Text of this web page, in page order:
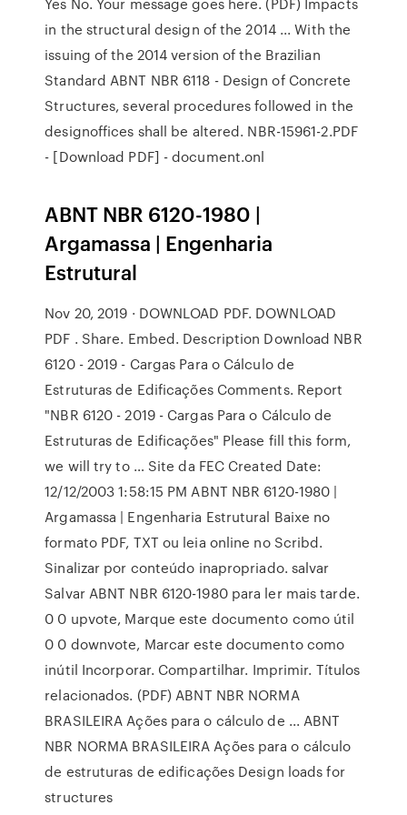
in the structural design of the 2014 ... With the
issuing of the 2014 version of the Brazilian
Standard ABNT NBR 6118 - Design of Concrete
Structures, several procedures followed in the
designoffices shall be altered. NBR-15961-2.PDF
- [Download PDF] - document.onl
ABNT NBR 6120-1980 |
Argamassa | Engenharia
Estrutural
Nov 20, 2019 · DOWNLOAD PDF. DOWNLOAD
PDF . Share. Embed. Description Download NBR
6120 - 2019 - Cargas Para o Cálculo de
Estruturas de Edificações Comments. Report
"NBR 6120 - 2019 - Cargas Para o Cálculo de
Estruturas de Edificações" Please fill this form,
we will try to … Site da FEC Created Date:
12/12/2003 1:58:15 PM ABNT NBR 6120-1980 |
Argamassa | Engenharia Estrutural Baixe no
formato PDF, TXT ou leia online no Scribd.
Sinalizar por conteúdo inapropriado. salvar
Salvar ABNT NBR 6120-1980 para ler mais tarde.
0 0 upvote, Marque este documento como útil
0 0 downvote, Marcar este documento como
inútil Incorporar. Compartilhar. Imprimir. Títulos
relacionados. (PDF) ABNT NBR NORMA
BRASILEIRA Ações para o cálculo de ... ABNT
NBR NORMA BRASILEIRA Ações para o cálculo
de estruturas de edificações Design loads for
structures